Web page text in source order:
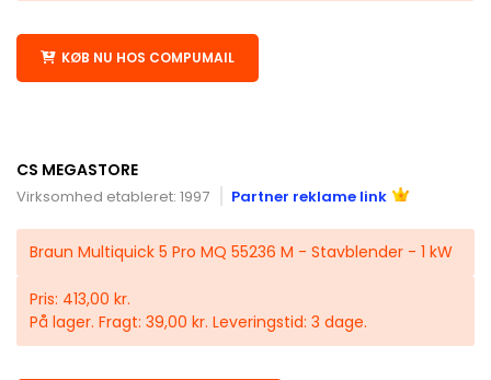
KØB NU HOS COMPUMAIL
CS MEGASTORE
Virksomhed etableret: 1997 Partner reklame link
Braun Multiquick 5 Pro MQ 55236 M - Stavblender - 1 kW
Pris: 413,00 kr.
På lager. Fragt: 39,00 kr. Leveringstid: 3 dage.